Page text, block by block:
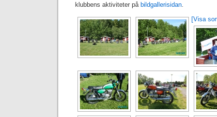
klubbens aktiviteter på bildgallerisidan
[Visa